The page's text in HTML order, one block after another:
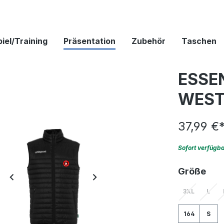
Training Präsentation Zubehör Taschen
37,99 €*
Sofort
Größe
3XL(Diese L
164 S